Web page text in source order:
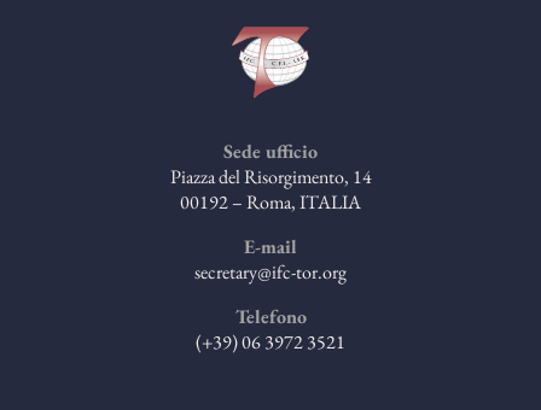
Sede ufficio
Piazza del Risorgimento, 14
00192 – Roma, ITALIA
E-mail
secretary@ifc-tor.org
Telefono
(+39) 06 3972 3521